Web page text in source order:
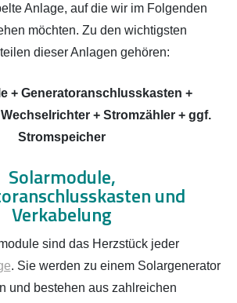
Anlage, auf die wir im Folgenden
möchten. Zu den wichtigsten
dieser Anlagen gehören:
+ Generatoranschlusskasten +
+ Stromzähler + ggf.
Stromspeicher
Solarmodule,
und
Verkabelung
sind das Herzstück jeder
. Sie werden zu einem Solargenerator
und bestehen aus zahlreichen